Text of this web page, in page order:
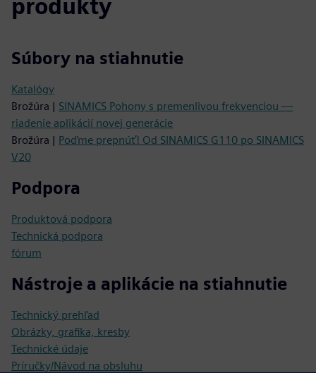
produkty
Súbory na stiahnutie
Katalógy
Brožúra | SINAMICS Pohony s premenlivou frekvenciou —
riadenie aplikácií novej generácie
Brožúra | Poďme prepnúť! Od SINAMICS G110 po SINAMICS
V20
Podpora
Produktová podpora
Technická podpora
fórum
Nástroje a aplikácie na stiahnutie
Technický prehľad
Obrázky, grafika, kresby
Technické údaje
Príručky/Návod na obsluhu